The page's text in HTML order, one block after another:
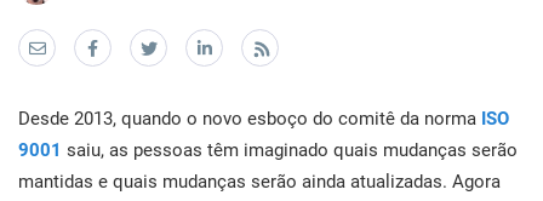
ISO 42001
EU GDPR
de
Outros
Companhias de TI e SaaS
Infraestrutura crítica
Contate-nos
Comece
Desde 2013, quando o novo esboço do comitê da norma ISO
9001 saiu, as pessoas têm imaginado quais mudanças serão
mantidas e quais mudanças serão ainda atualizadas. Agora